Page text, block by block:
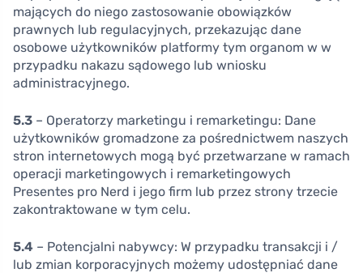
mających do niego zastosowanie obowiązków
prawnych lub regulacyjnych, przekazując dane
osobowe użytkowników platformy tym organom w w
przypadku nakazu sądowego lub wniosku
administracyjnego.
5.3 – Operatorzy marketingu i remarketingu: Dane
użytkowników gromadzone za pośrednictwem naszych
stron internetowych mogą być przetwarzane w ramach
operacji marketingowych i remarketingowych
Presentes pro Nerd i jego firm lub przez strony trzecie
zakontraktowane w tym celu.
5.4 – Potencjalni nabywcy: W przypadku transakcji i /
lub zmian korporacyjnych możemy udostępniać dane